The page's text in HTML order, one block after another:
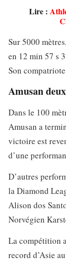
Lire :
Sur 5000
en 12 min 57 s
Son
Amusan
Dans le 100
Amusan a
victoire est
d’une
D’autres
la Diamond
Alison dos
Norvégien
La compétition
record d’Asie